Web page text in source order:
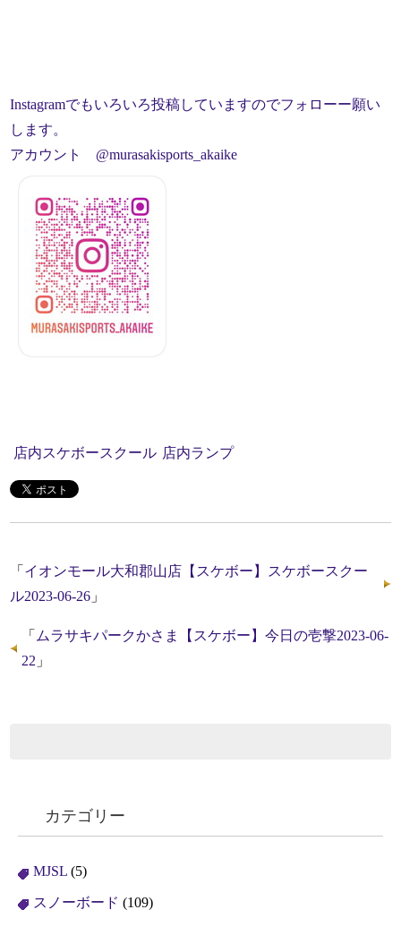
Instagramでもいろいろ投稿していますのでフォローー願い
します。
アカウント @murasakisports_akaike
店内スケボースクール 店内ランプ
「 イオンモール大和郡山店【スケボー】スケボースクー
ル2023-06-26 」
「 ムラサキパークかさま【スケボー】今日の壱撃2023-06-
22 」
カテゴリー
MJSL (5)
スノーボード (109)